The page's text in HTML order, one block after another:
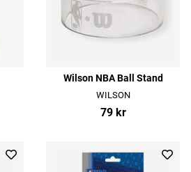
Wilson NBA Ball Stand
WILSON
79 kr